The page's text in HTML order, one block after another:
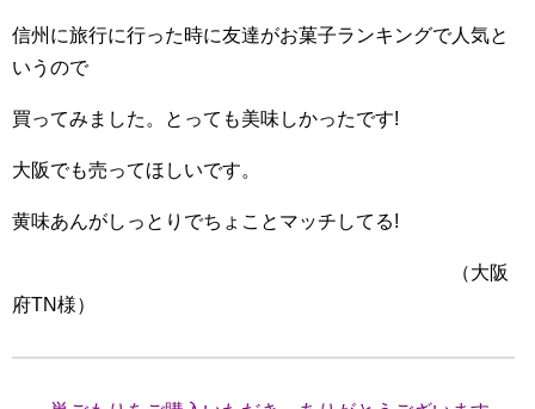
信州に旅行に行った時に友達がお菓子ランキングで人気と
いうので
買ってみました。とっても美味しかったです!
大阪でも売ってほしいです。
黄味あんがしっとりでちょことマッチしてる!
（大阪
府TN様）